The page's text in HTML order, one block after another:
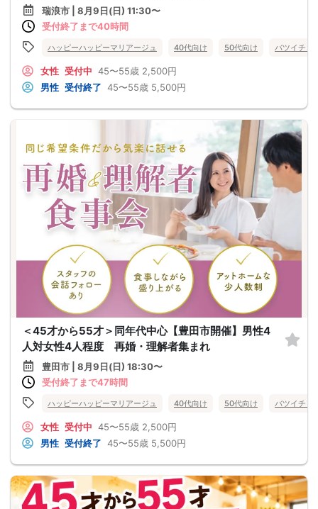
瑞浪市 | 8月9日(日) 11:30〜
受付終了まで40時間
ハッピーハッピーマリアージュ 40代向け 50代向け バツイチ・
女性 受付中 45〜55歳 2,500円
男性 受付終了 45〜55歳 5,500円
＜45才から55才＞同年代中心【豊田市開催】男性4
人対女性4人程度 再婚・理解者集まれ
豊田市 | 8月9日(日) 18:30〜
受付終了まで47時間
ハッピーハッピーマリアージュ 40代向け 50代向け バツイチ・
女性 受付中 45〜55歳 2,500円
男性 受付終了 45〜55歳 5,500円